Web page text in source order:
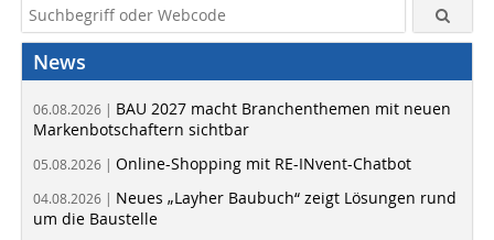
News
06.08.2026 | BAU 2027 macht Branchenthemen mit neuen
Markenbotschaftern sichtbar
05.08.2026 | Online-Shopping mit RE-INvent-Chatbot
04.08.2026 | Neues „Layher Baubuch“ zeigt Lösungen rund
um die Baustelle